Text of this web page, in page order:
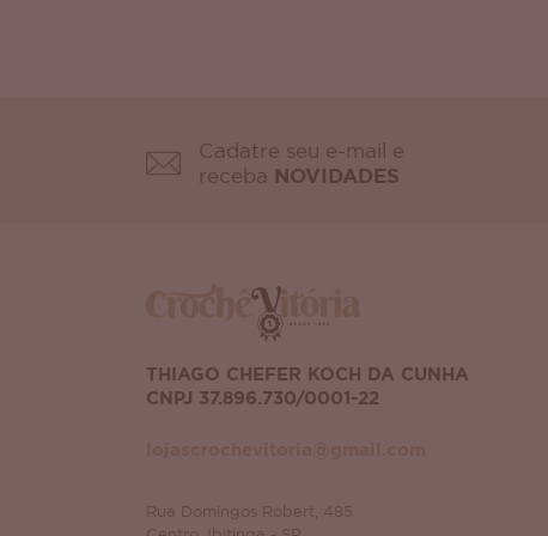
Cadatre seu e-mail e
receba
NOVIDADES
THIAGO CHEFER KOCH DA CUNHA
CNPJ 37.896.730/0001-22
Rua Domingos Robert, 485